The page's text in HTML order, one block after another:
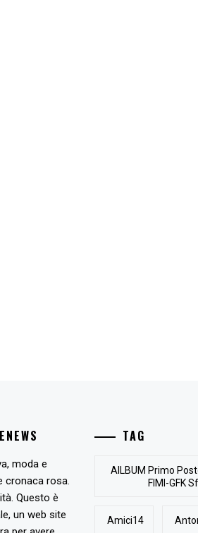
moda e
cronaca rosa.
Questo è
un web site
TAG
AlLBUM Primo
FIMI-GFK
Amici14